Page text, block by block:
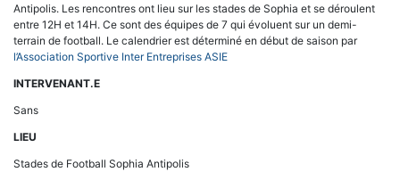
Antipolis. Les rencontres ont lieu sur les stades de Sophia et se déroulent
entre 12H et 14H. Ce sont des équipes de 7 qui évoluent sur un demi-
terrain de football. Le calendrier est déterminé en début de saison par
l’Association Sportive Inter Entreprises ASIE
INTERVENANT.E
Sans
LIEU
Stades de Football Sophia Antipolis